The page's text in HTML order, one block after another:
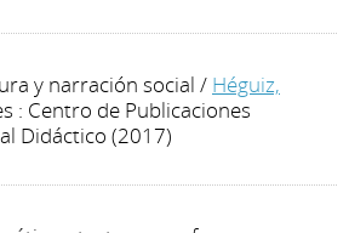
y narración social / Héguiz,
: Centro de Publicaciones
Didáctico (2017)